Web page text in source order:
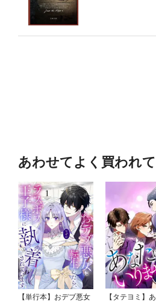
あわせてよく買われ
【単行本】おデブ悪女
【タテヨミ】